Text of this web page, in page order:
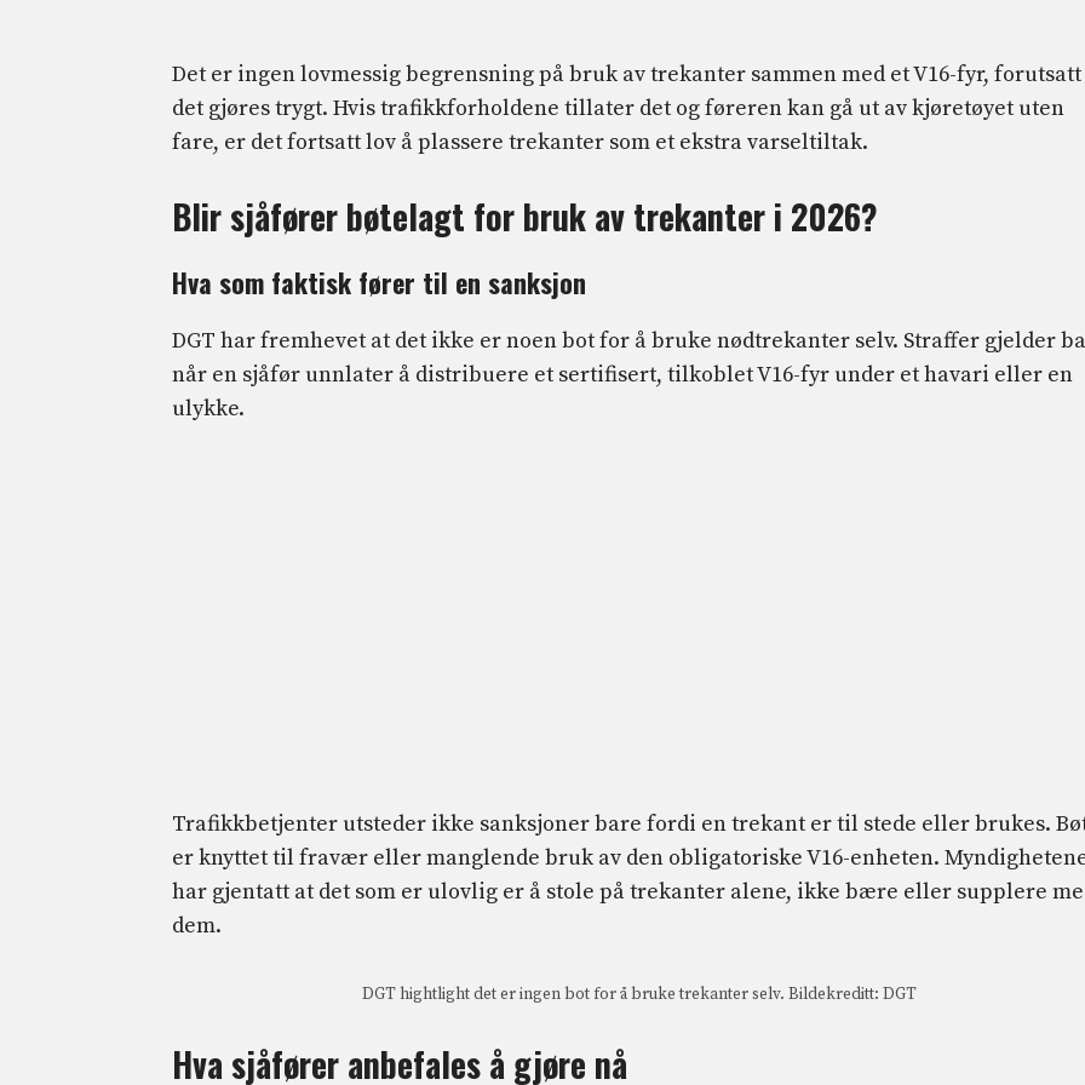
Det er ingen lovmessig begrensning på bruk av trekanter sammen med et V16-fyr,
det gjøres trygt. Hvis trafikkforholdene tillater det og føreren kan gå ut av kjøretøyet uten
fare, er det fortsatt lov å plassere trekanter som et ekstra varseltiltak.
Blir sjåfører bøtelagt for bruk av trekanter i 2026?
Hva som faktisk fører til en sanksjon
DGT har fremhevet at det ikke er noen bot for å bruke nødtrekanter selv. Straffer gjelder
når en sjåfør unnlater å distribuere et sertifisert, tilkoblet V16-fyr under et havari eller en
ulykke.
Trafikkbetjenter utsteder ikke sanksjoner bare fordi en trekant er til stede eller brukes.
er knyttet til fravær eller manglende bruk av den obligatoriske V16-enheten.
har gjentatt at det som er ulovlig er å stole på trekanter alene, ikke bære eller supplere
dem.
DGT hightlight det er ingen bot for å bruke trekanter selv. Bildekreditt: DGT
Hva sjåfører anbefales å gjøre nå